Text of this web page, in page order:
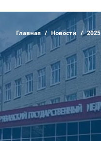
Главная Новости 2025